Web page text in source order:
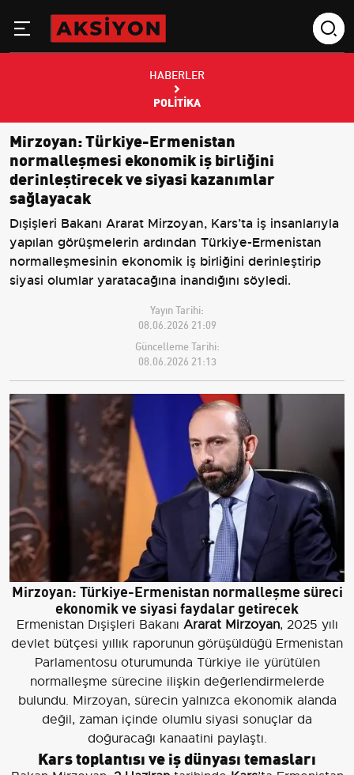
HABERLER
POLITIKA
Mirzoyan: Türkiye-Ermenistan
normalleşmesi ekonomik iş birliğini
derinleştirecek ve siyasi kazanımlar
sağlayacak
Dışişleri Bakanı Ararat Mirzoyan, Kars’ta iş insanlarıyla
yapılan görüşmelerin ardından Türkiye-Ermenistan
normalleşmesinin ekonomik iş birliğini derinleştirip
siyasi olumlar yaratacağına inandığını söyledi.
Yayın Tarihi:
08.06.2026 21:09
Güncelleme Tarihi:
08.06.2026 21:13
Mirzoyan: Türkiye-Ermenistan normalleşme süreci
ekonomik ve siyasi faydalar getirecek
Ermenistan Dışişleri Bakanı Ararat Mirzoyan, 2025 yılı
devlet bütçesi yıllık raporunun görüşüldüğü Ermenistan
Parlamentosu oturumunda Türkiye ile yürütülen
normalleşme sürecine ilişkin değerlendirmelerde
bulundu. Mirzoyan, sürecin yalnızca ekonomik alanda
değil, zaman içinde olumlu siyasi sonuçlar da
doğuracağı kanaatini paylaştı.
Kars toplantısı ve iş dünyası temasları